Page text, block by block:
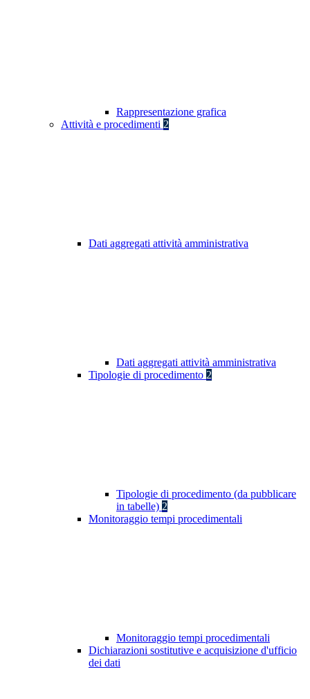
Rappresentazione grafica
Attività e procedimenti 2
Dati aggregati attività amministrativa
Dati aggregati attività amministrativa
Tipologie di procedimento 2
Tipologie di procedimento (da pubblicare
in tabelle) 2
Monitoraggio tempi procedimentali
Monitoraggio tempi procedimentali
Dichiarazioni sostitutive e acquisizione d'ufficio
dei dati